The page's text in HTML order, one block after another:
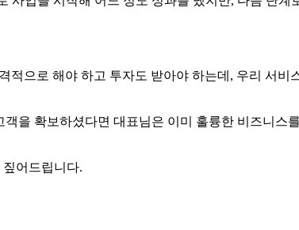
으로 해야 하고 투자도 받아야 하는데, 우리 서비
을 확보하셨다면 대표님은 이미 훌륭한 비즈니스
어드립니다.